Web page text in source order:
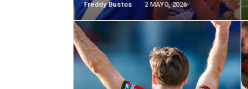
Freddy Bustos 2 MAYO, 2026
LEER MÁS